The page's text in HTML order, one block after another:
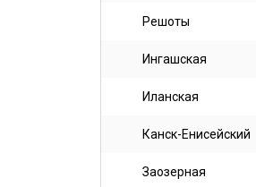
Решоты
Ингашская
Иланская
Канск-Енисейский
Заозерная